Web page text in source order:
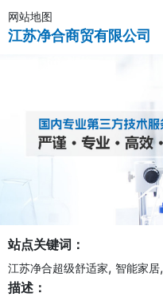
网站地图
江苏净合商贸有限公司
站点关键词：
江苏净合超级舒适家, 智能家居,
描述：